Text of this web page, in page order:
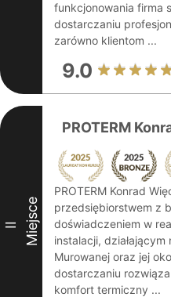
funkcjonowania firma
dostarczaniu
zarówno klientom ...
9.0
II Miejsce
PROTERM
PROTERM Konrad
przedsiębiorstwem z
doświadczeniem w
instalacji,
Murowanej oraz jej
dostarczaniu
komfort termiczny ...